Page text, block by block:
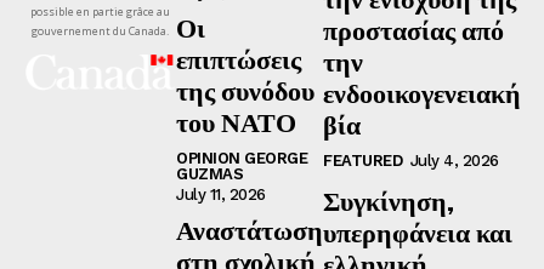
possible en partie grâce au
gouvernement du Canada. Οι
επιπτώσεις
της συνόδου
του ΝΑΤΟ
OPINION GEORGE
GUZMAS
July 11, 2026
Αναστάτωση
στη σχολική
προστασίας από
την
ενδοοικογενειακή
βία
FEATURED July 4, 2026
Συγκίνηση,
υπερηφάνεια και